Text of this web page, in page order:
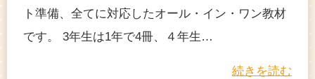
ト準備、全てに対応したオール・イン・ワン教材
です。 3年生は1年で4冊、４年生…
続きを読む